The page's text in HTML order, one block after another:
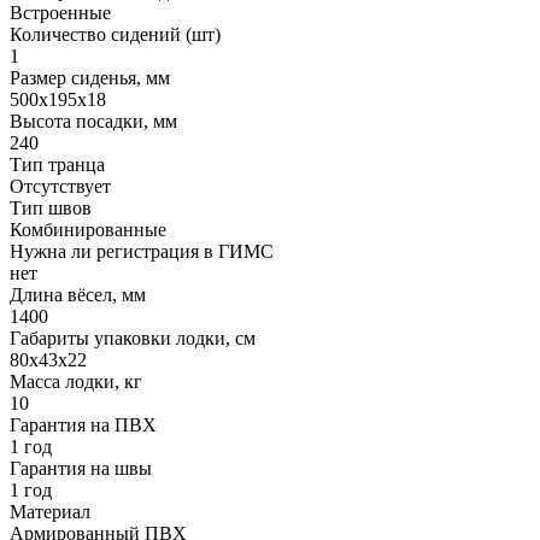
Встроенные
Количество сидений (шт)
1
Размер сиденья, мм
500х195х18
Высота посадки, мм
240
Тип транца
Отсутствует
Тип швов
Комбинированные
Нужна ли регистрация в ГИМС
нет
Длина вёсел, мм
1400
Габариты упаковки лодки, см
80x43x22
Масса лодки, кг
10
Гарантия на ПВХ
1 год
Гарантия на швы
1 год
Материал
Армированный ПВХ